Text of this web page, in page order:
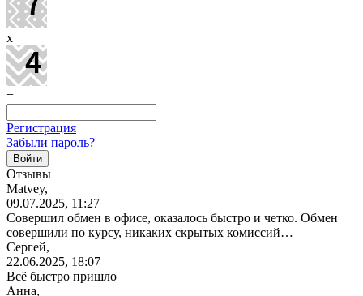
x
=
Регистрация
Забыли пароль?
Отзывы
Matvey,
09.07.2025, 11:27
Совершил обмен в офисе, оказалось быстро и четко. Обмен
совершили по курсу, никаких скрытых комиссий…
Сергей,
22.06.2025, 18:07
Всё быстро пришло
Анна,